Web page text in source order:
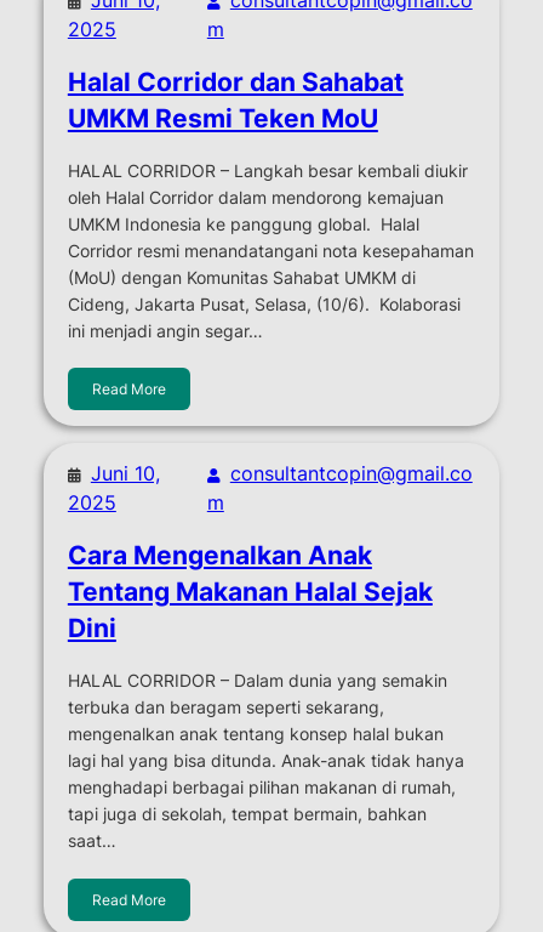
2025
m
Halal Corridor dan Sahabat
UMKM Resmi Teken MoU
HALAL CORRIDOR – Langkah besar kembali diukir
oleh Halal Corridor dalam mendorong kemajuan
UMKM Indonesia ke panggung global. Halal
Corridor resmi menandatangani nota kesepahaman
(MoU) dengan Komunitas Sahabat UMKM di
Cideng, Jakarta Pusat, Selasa, (10/6). Kolaborasi
ini menjadi angin segar…
Read More
Juni 10,
2025
consultantcopin@gmail.co
m
Cara Mengenalkan Anak
Tentang Makanan Halal Sejak
Dini
HALAL CORRIDOR – Dalam dunia yang semakin
terbuka dan beragam seperti sekarang,
mengenalkan anak tentang konsep halal bukan
lagi hal yang bisa ditunda. Anak-anak tidak hanya
menghadapi berbagai pilihan makanan di rumah,
tapi juga di sekolah, tempat bermain, bahkan
saat…
Read More